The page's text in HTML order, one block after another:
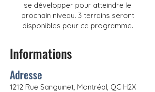
se développer pour atteindre le
prochain niveau. 3 terrains seront
disponibles pour ce programme.
Informations
Adresse
1212 Rue Sanguinet, Montréal, QC H2X